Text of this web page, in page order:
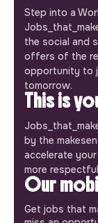
Step into a
the social and
offers of the
opportunity to
tomorrow.
This is
by the
accelerate
more
Our
Get jobs that